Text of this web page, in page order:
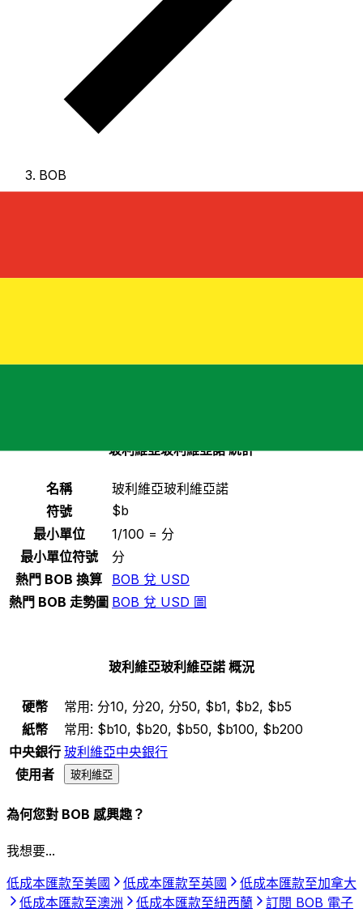
BOB
玻利維亞玻利維亞諾 統計
名稱
玻利維亞玻利維亞諾
符號
$b
最小單位
1/100 = 分
最小單位符號
分
熱門 BOB 換算
BOB 兌 USD
熱門 BOB 走勢圖 BOB 兌 USD 圖
玻利維亞玻利維亞諾 概況
硬幣 常用: 分10, 分20, 分50, $b1, $b2, $b5
紙幣
常用: $b10, $b20, $b50, $b100, $b200
中央銀行 玻利維亞中央銀行
使用者
玻利維亞
為何您對 BOB 感興趣？
我想要...
低成本匯款至美國
低成本匯款至英國
低成本匯款至加拿大
低成本匯款至澳洲
低成本匯款至紐西蘭
訂閱 BOB 電子